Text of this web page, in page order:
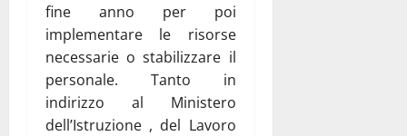
fine anno per poi
implementare le risorse
necessarie o stabilizzare il
personale. Tanto in
indirizzo al Ministero
dell’Istruzione , del Lavoro